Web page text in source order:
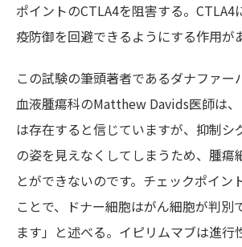
ポイントのCTLA4を阻害する。CTLA4
疫防御を回避できるようにする作用が
この試験の筆頭著者であるダナファー
血液腫瘍科のMatthew Davids医師は
は存在すると信じていますが、抑制シ
の姿を見えなくしてしまうため、腫瘍
とができないのです。チェックポイン
ことで、ドナー細胞はがん細胞が判別
ます」と述べる。イピリムマブは進行